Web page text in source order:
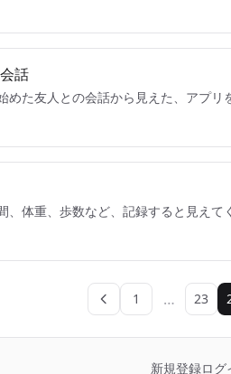
話
た友人との会話から見えた、アプリ
体重、歩数など、記録すると見えて
前のページ
1 … 23
新規登録ログ